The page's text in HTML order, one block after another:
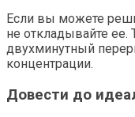
Если вы можете
не откладывайте ее.
двухминутный
концентрации.
Довести до